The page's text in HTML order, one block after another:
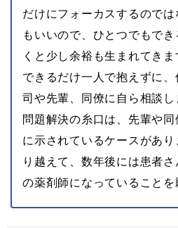
だけにフォーカスするので
もいいので、ひとつでもで
くと少し余裕も生まれてき
できるだけ一人で抱えずに
司や先輩、同僚に自ら相談
問題解決の糸口は、先輩や
に示されているケースがあ
り越えて、数年後には患者
の薬剤師になっていることを